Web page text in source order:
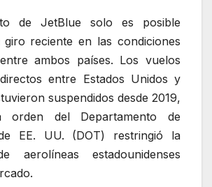
de JetBlue solo es posible
reciente en las condiciones
ambos países. Los vuelos
entre Estados Unidos y
suspendidos desde 2019,
orden del Departamento de
EE. UU. (DOT) restringió la
aerolíneas estadounidenses